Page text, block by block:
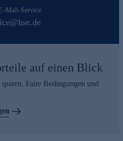
Mail-Service
auf einen Blick
Faire Bedingungen und